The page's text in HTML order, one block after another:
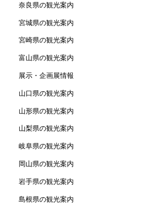
奈良県の観光案内
宮城県の観光案内
宮崎県の観光案内
富山県の観光案内
展示・企画展情報
山口県の観光案内
山形県の観光案内
山梨県の観光案内
岐阜県の観光案内
岡山県の観光案内
岩手県の観光案内
島根県の観光案内